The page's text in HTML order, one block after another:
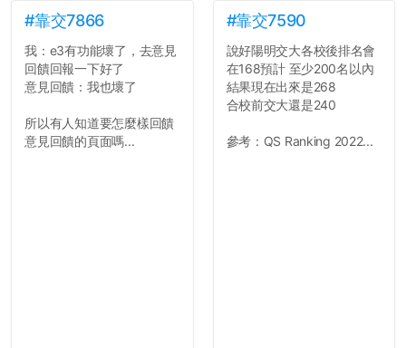
真是安全呢...
#靠交7866
我：e3有功能壞了，去意見
回饋回報一下好了
意見回饋：我也壞了
所以有人知道要怎麼樣回饋
意見回饋的頁面嗎...
#靠交7590
說好陽明交大各校後排名會
在168預計 至少200名以內
結果現在出來是268
合校前交大還是240
參考：QS Ranking 2022...